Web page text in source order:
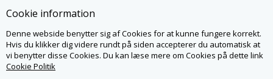
Cookie information
Denne webside benytter sig af Cookies for at kunne fungere korrekt.
Hvis du klikker dig videre rundt på siden accepterer du automatisk at
vi benytter disse Cookies. Du kan læse mere om Cookies på dette link
Cookie Politik
KONTAKT OS
JAGPARTS.DK - LR PARTS DENMARK APS
NØRSKOVVEJ 1A
8660 SKANDERBORG